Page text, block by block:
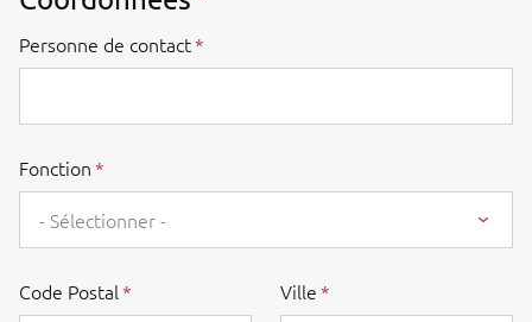
Personne de contact
Fonction
- Sélectionner -
Code Postal Ville